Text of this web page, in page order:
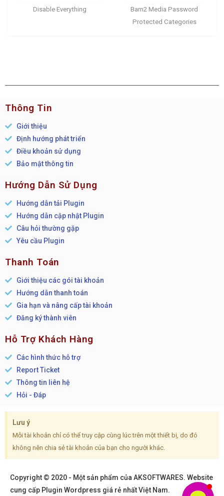
Disable Everything
Barn2 Media Password
Protected Categories
Thông Tin
Giới thiệu
Định hướng phát triển
Điều khoản sử dụng
Bảo mật thông tin
Hướng Dẫn Sử Dụng
Hướng dẫn tải Plugin
Hướng dẫn cập nhật Plugin
Câu hỏi thường gặp
Yêu cầu Plugin
Thanh Toán
Giới thiệu các gói tài khoản
Hướng dẫn thanh toán
Gia hạn và nâng cấp tài khoản
Đăng ký thành viên
Hỗ Trợ Khách Hàng
Các hình thức hỗ trợ
Report Ticket
Thông tin liên hệ
Hỏi - Đáp
Lưu ý
Mỗi tài khoản chỉ có thể truy cập cùng lúc trên một thiết bị, do đó
không nên chia sẻ tài khoản của bạn cho người khác.
Copyright © 2020 - Một sản phẩm của AKSOFTWARES. Website
cung cấp Plugin Wordpress giá rẻ nhất Việt Nam.